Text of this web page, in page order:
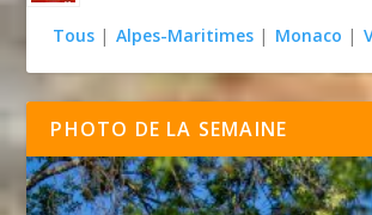
Tous | Alpes-Maritimes | Monaco |
PHOTO DE LA SEMAINE